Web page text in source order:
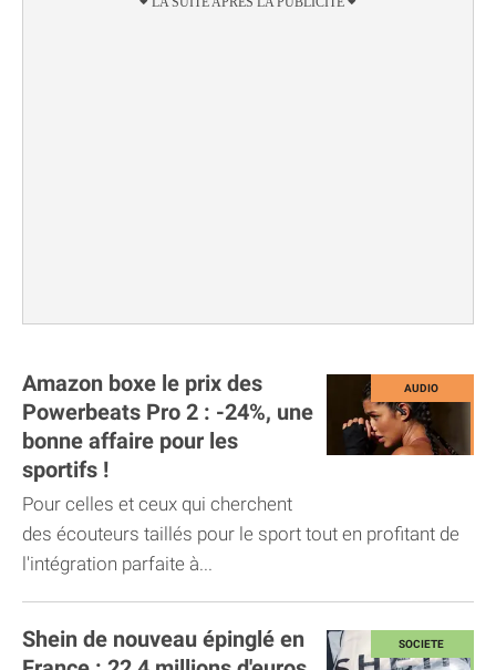
Amazon boxe le prix des
Powerbeats Pro 2 : -24%, une
bonne affaire pour les
sportifs !
Pour celles et ceux qui cherchent
des écouteurs taillés pour le sport tout en profitant de
l'intégration parfaite à...
Shein de nouveau épinglé en